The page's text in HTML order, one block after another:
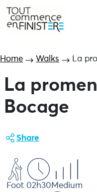
Home Walks La
La
Bocage
Share
Foot 02h30 Medium